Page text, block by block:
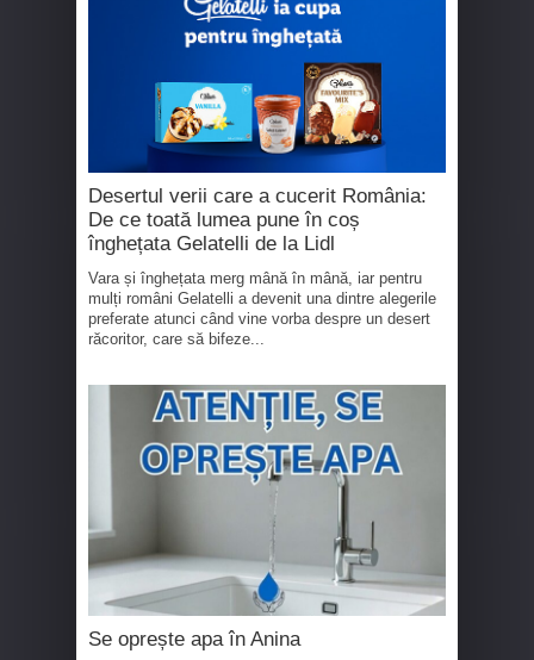
Desertul verii care a cucerit România:
De ce toată lumea pune în coș
înghețata Gelatelli de la Lidl
Vara și înghețata merg mână în mână, iar pentru
mulți români Gelatelli a devenit una dintre alegerile
preferate atunci când vine vorba despre un desert
răcoritor, care să bifeze...
Se oprește apa în Anina